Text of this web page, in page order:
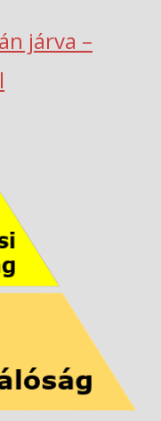
járva –